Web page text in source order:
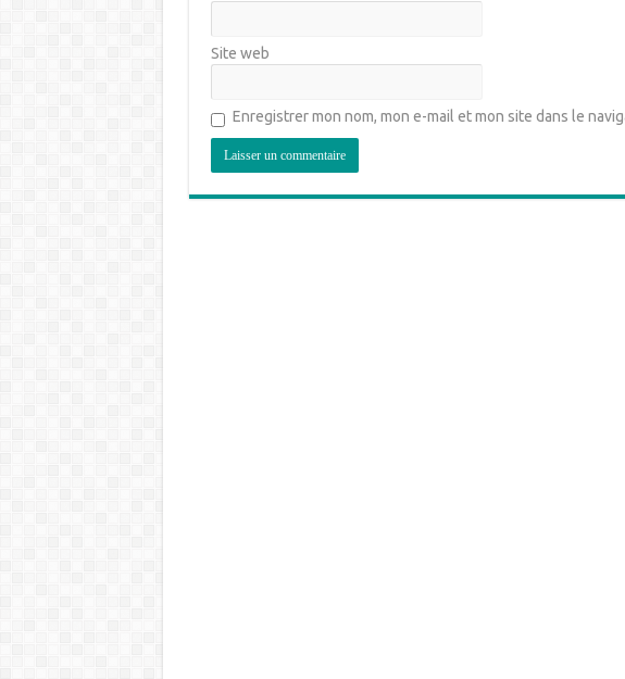
Site web
Enregistrer mon nom, mon e-mail et mon site dans le